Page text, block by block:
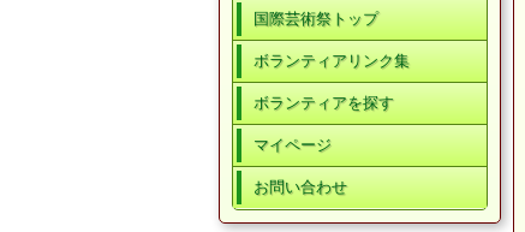
国際芸術祭トップ
ボランティアリンク集
ボランティアを探す
マイページ
お問い合わせ